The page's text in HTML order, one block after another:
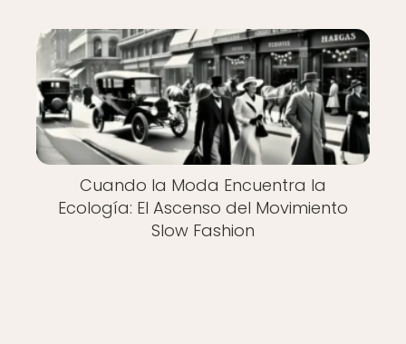
Cuando la Moda Encuentra la
Ecología: El Ascenso del Movimiento
Slow Fashion